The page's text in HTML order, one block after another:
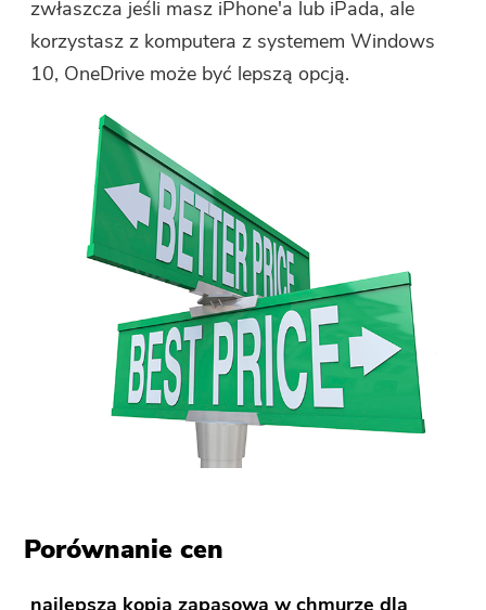
zwłaszcza jeśli masz iPhone'a lub iPada, ale
korzystasz z komputera z systemem Windows
10, OneDrive może być lepszą opcją.
Porównanie cen
najlepsza kopia zapasowa w chmurze dla